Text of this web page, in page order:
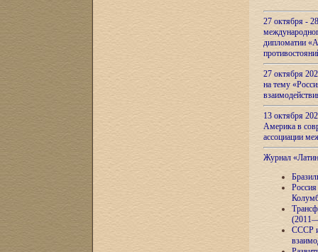
27 октября -
дипломатии
27 октября
на тему
13 октября
Америка в
ассоциации
Журнал
СССР и